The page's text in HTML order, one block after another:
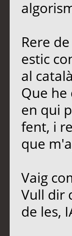
Rere
estic
al
Que
en qui
fent, i
que
Vaig
Vull dir
de les,